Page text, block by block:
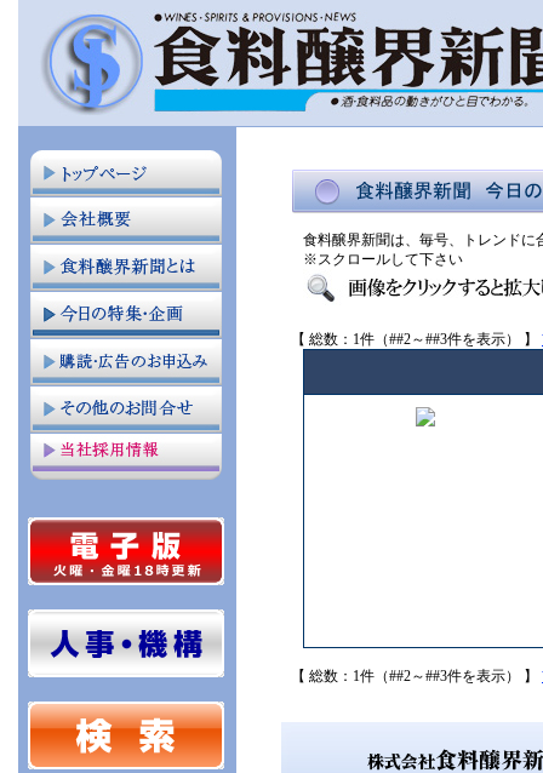
食料醸界新聞は、毎号、トレンド
※スクロールして下さい
【 総数：1件（##2～##3件を表示） 】
【 総数：1件（##2～##3件を表示） 】